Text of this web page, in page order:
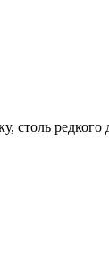
столь редкого